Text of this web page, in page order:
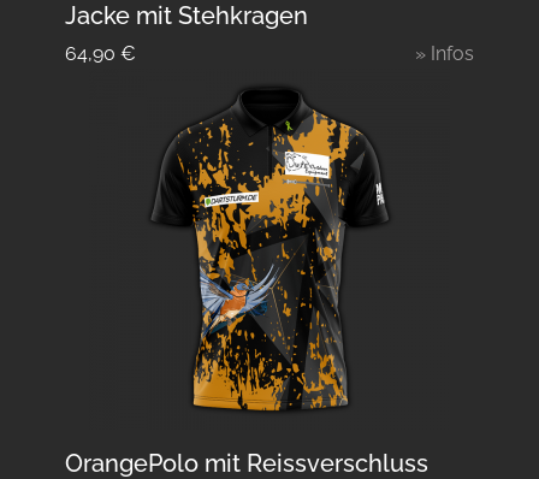
Jacke mit Stehkragen
64,90 € » Infos
OrangePolo mit Reissverschluss